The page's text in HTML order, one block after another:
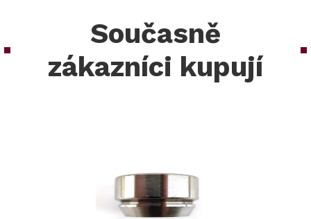
Současně
zákazníci kupují